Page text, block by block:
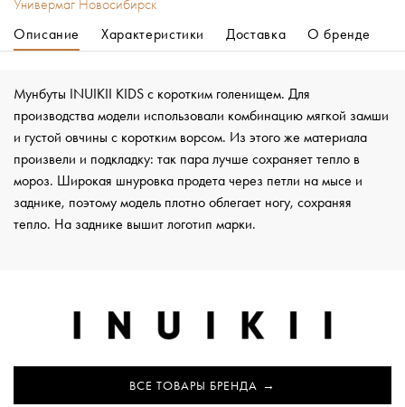
Универмаг Новосибирск
Описание
Характеристики Доставка О бренде
Мунбуты INUIKII KIDS с коротким голенищем. Для
производства модели использовали комбинацию мягкой замши
и густой овчины с коротким ворсом. Из этого же материала
произвели и подкладку: так пара лучше сохраняет тепло в
мороз. Широкая шнуровка продета через петли на мысе и
заднике, поэтому модель плотно облегает ногу, сохраняя
тепло. На заднике вышит логотип марки.
ВСЕ ТОВАРЫ БРЕНДА